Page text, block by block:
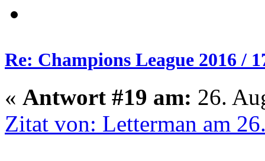
Re: Champions League 2016 /
« Antwort #19 am: 26.
Zitat von: Letterman am